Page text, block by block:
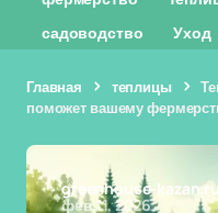
садоводство
Уход
Главная теплицы
поможет вашему
greenhouse-
фев 11, 2026